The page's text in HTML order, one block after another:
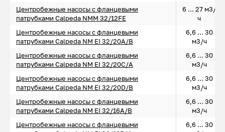
Центробежные насосы с фланцевыми
патрубками Calpeda NMM 32/12FE
6 ... 27 м3/
ч
Центробежные насосы с фланцевыми
патрубками Calpeda NM EI 32/20A/B
6,6 ... 30
м3/ч
Центробежные насосы с фланцевыми
патрубками Calpeda NM EI 32/20C/A
6,6 ... 30
м3/ч
Центробежные насосы с фланцевыми
патрубками Calpeda NM EI 32/20D/B
6,6 ... 30
м3/ч
Центробежные насосы с фланцевыми
патрубками Calpeda NM EI 32/16A/B
6,6 ... 30
м3/ч
Центробежные насосы с фланцевыми
6,6 ... 30